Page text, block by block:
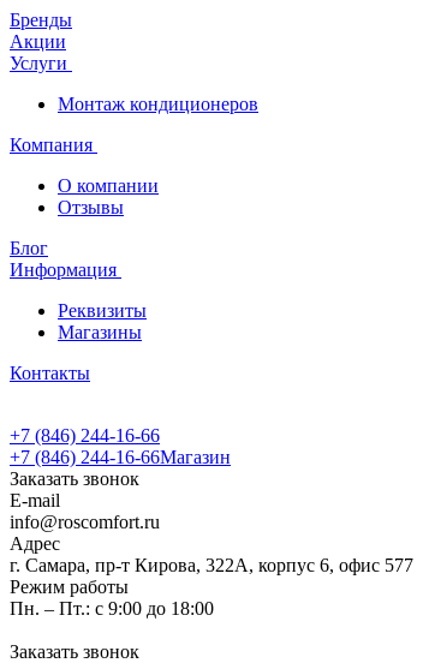
Бренды
Акции
Услуги
Монтаж кондиционеров
Компания
О компании
Отзывы
Блог
Информация
Реквизиты
Магазины
Контакты
+7 (846) 244-16-66
+7 (846) 244-16-66Магазин
Заказать звонок
E-mail
info@roscomfort.ru
Адрес
г. Самара, пр-т Кирова, 322А, корпус 6, офис 577
Режим работы
Пн. – Пт.: с 9:00 до 18:00
Заказать звонок